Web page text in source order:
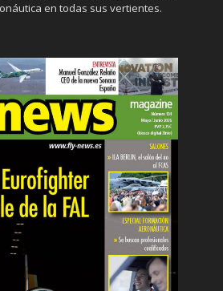
en todas sus vertientes.